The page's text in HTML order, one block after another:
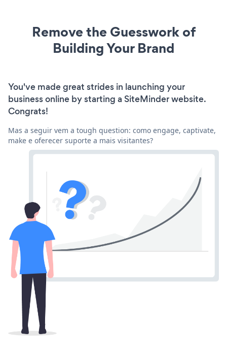
Remove the Guesswork of
Building Your Brand
You've made great strides in launching your
business online by starting a SiteMinder website.
Congrats!
Mas a seguir vem a tough question: como engage, captivate,
make e oferecer suporte a mais visitantes?